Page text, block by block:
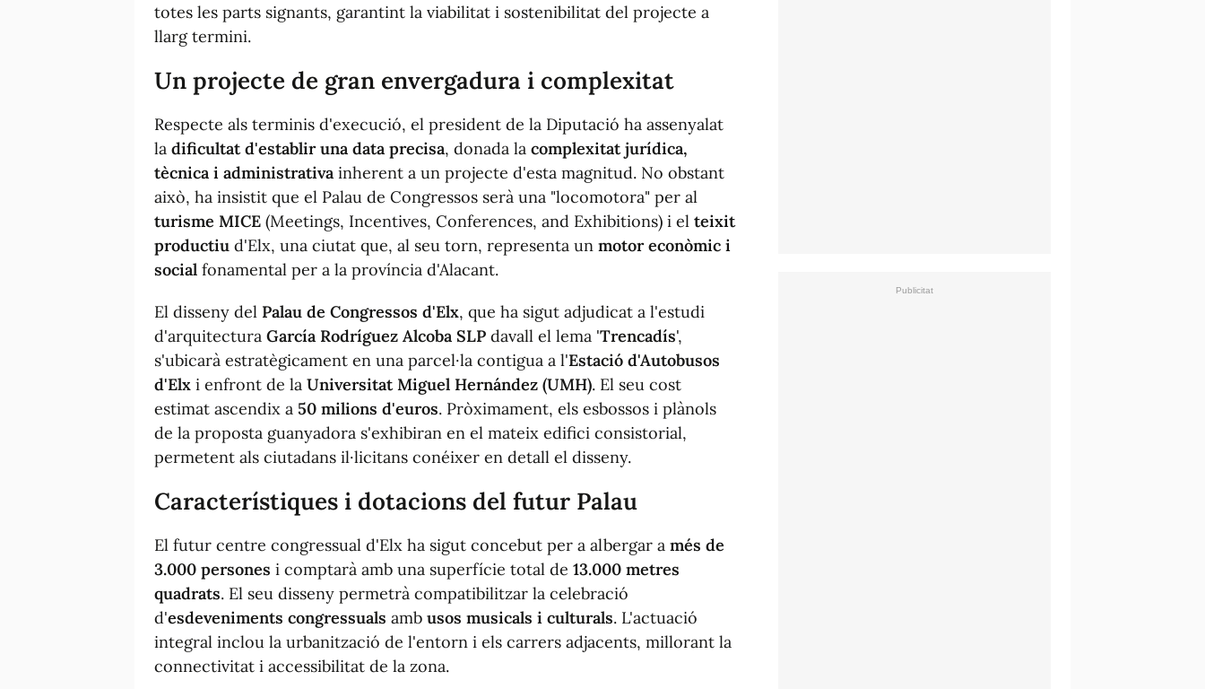
totes les parts signants, garantint la viabilitat i sostenibilitat del projecte a
llarg termini.
Un projecte de gran envergadura i complexitat
Respecte als terminis d'execució, el president de la Diputació ha assenyalat
la dificultat d'establir una data precisa, donada la complexitat jurídica,
tècnica i administrativa inherent a un projecte d'esta magnitud. No obstant
això, ha insistit que el Palau de Congressos serà una "locomotora" per al
turisme MICE (Meetings, Incentives, Conferences, and Exhibitions) i el teixit
productiu d'Elx, una ciutat que, al seu torn, representa un motor econòmic i
social fonamental per a la província d'Alacant.
El disseny del Palau de Congressos d'Elx, que ha sigut adjudicat a l'estudi
d'arquitectura García Rodríguez Alcoba SLP davall el lema 'Trencadís',
s'ubicarà estratègicament en una parcel·la contigua a l'Estació d'Autobusos
d'Elx i enfront de la Universitat Miguel Hernández (UMH). El seu cost
estimat ascendix a 50 milions d'euros. Pròximament, els esbossos i plànols
de la proposta guanyadora s'exhibiran en el mateix edifici consistorial,
permetent als ciutadans il·licitans conéixer en detall el disseny.
Característiques i dotacions del futur Palau
El futur centre congressual d'Elx ha sigut concebut per a albergar a més de
3.000 persones i comptarà amb una superfície total de 13.000 metres
quadrats. El seu disseny permetrà compatibilitzar la celebració
d'esdeveniments congressuals amb usos musicals i culturals. L'actuació
integral inclou la urbanització de l'entorn i els carrers adjacents, millorant la
connectivitat i accessibilitat de la zona.